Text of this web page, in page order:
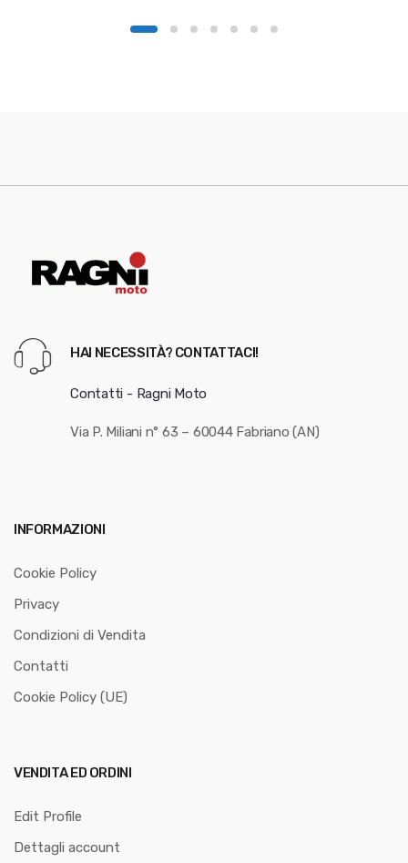
HAI NECESSITÀ? CONTATTACI!
Contatti - Ragni Moto
Via P. Miliani n° 63 – 60044 Fabriano (AN)
INFORMAZIONI
Cookie Policy
Privacy
Condizioni di Vendita
Contatti
Cookie Policy (UE)
VENDITA ED ORDINI
Edit Profile
Dettagli account